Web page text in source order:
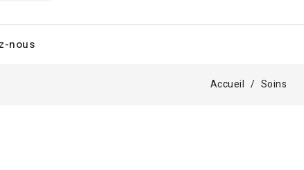
nous
Accueil Soins